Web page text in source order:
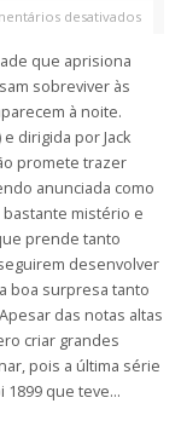
desativados
que aprisiona
sobreviver às
à noite.
dirigida por Jack
promete trazer
anunciada como
bastante mistério e
prende tanto
desenvolver
boa surpresa tanto
das notas altas
criar grandes
pois a última série
1899 que teve…